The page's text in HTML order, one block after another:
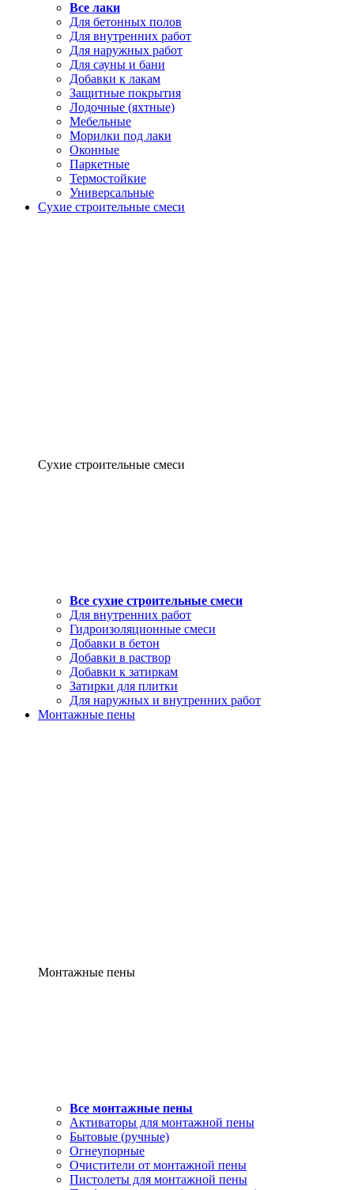
Все лаки
Для бетонных полов
Для внутренних работ
Для наружных работ
Для сауны и бани
Добавки к лакам
Защитные покрытия
Лодочные (яхтные)
Мебельные
Морилки под лаки
Оконные
Паркетные
Термостойкие
Универсальные
Сухие строительные смеси
Сухие строительные смеси
Все сухие строительные смеси
Для внутренних работ
Гидроизоляционные смеси
Добавки в бетон
Добавки в раствор
Добавки к затиркам
Затирки для плитки
Для наружных и внутренних работ
Монтажные пены
Монтажные пены
Все монтажные пены
Активаторы для монтажной пены
Бытовые (ручные)
Огнеупорные
Очистители от монтажной пены
Пистолеты для монтажной пены